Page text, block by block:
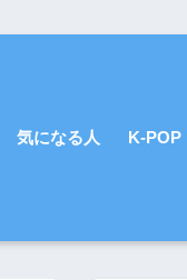
気になる人 K-POP